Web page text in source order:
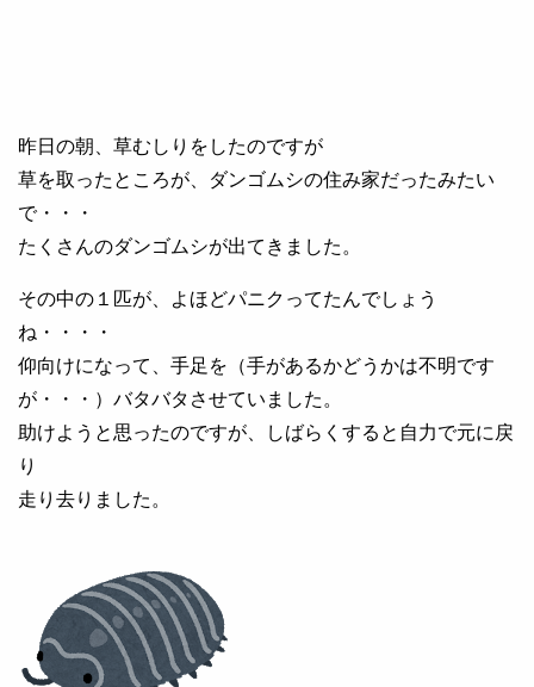
昨日の朝、草むしりをしたのですが
草を取ったところが、ダンゴムシの住み家だったみたい
で・・・
たくさんのダンゴムシが出てきました。
その中の１匹が、よほどパニクってたんでしょう
ね・・・・
仰向けになって、手足を（手があるかどうかは不明です
が・・・）バタバタさせていました。
助けようと思ったのですが、しばらくすると自力で元に戻
り
走り去りました。